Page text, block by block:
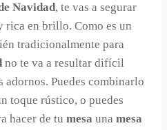
Navidad, te vas a segurar
rica en brillo. Como es un
tradicionalmente para
no te va a resultar difícil
Puedes combinarlo
toque rústico, o puedes
hacer de tu mesa una mesa